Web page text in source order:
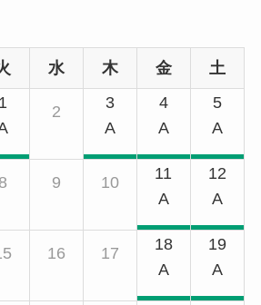
水 木 金
土
1
2
3
A
4
A
5
A
8 9 10
11
A
12
A
16 17
18
A
19
A